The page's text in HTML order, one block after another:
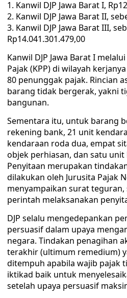
Kanwil DJP Jawa Barat I,
Kanwil DJP Jawa Barat II,
Kanwil DJP Jawa Barat III,
Rp14.041.301.479,00
Kanwil DJP Jawa Barat I
Pajak (KPP) di wilayah
80 penunggak pajak. Rincian
barang tidak bergerak, yakni
bangunan.
Sementara itu, untuk barang
rekening bank, 21 unit
kendaraan roda dua, empat
objek perhiasan, dan satu
Penyitaan merupakan
dilakukan oleh Jurusita Pajak
menyampaikan surat
perintah melaksanakan
DJP selalu mengedepankan
persuasif dalam upaya
negara. Tindakan penagihan
terakhir (ultimum remedium)
ditempuh apabila wajib pajak
iktikad baik untuk
setelah upaya persuasif